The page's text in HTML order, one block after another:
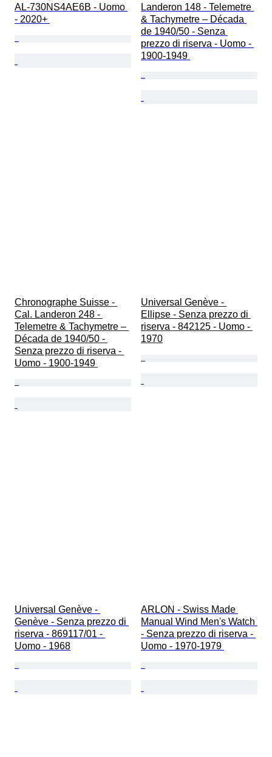
AL-730NS4AE6B - Uomo
- 2020+
Landeron 148 - Telemetre
& Tachymetre – Década
de 1940/50 - Senza
prezzo di riserva - Uomo -
1900-1949
Chronographe Suisse -
Cal. Landeron 248 -
Telemetre & Tachymetre –
Década de 1940/50 -
Senza prezzo di riserva -
Uomo - 1900-1949
Universal Genève -
Ellipse - Senza prezzo di
riserva - 842125 - Uomo -
1970
Universal Genève -
Genève - Senza prezzo di
riserva - 869117/01 -
Uomo - 1968
ARLON - Swiss Made
Manual Wind Men's Watch
- Senza prezzo di riserva -
Uomo - 1970-1979